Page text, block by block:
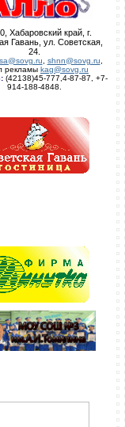
Хабаровский край, г.
Гавань, ул. Советская,
24.
shnn@sovg.ru
рекламы kag@sovg.ru
(42138)45-777,4-87-87, +7-
914-188-4848.